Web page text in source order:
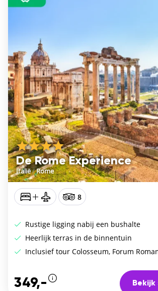
De Rome Experience
Italië/Rome
8
Rustige ligging nabij een bushalte
Heerlijk terras in de binnentuin
Inclusief tour Colosseum, Forum Romanum en de
349,-